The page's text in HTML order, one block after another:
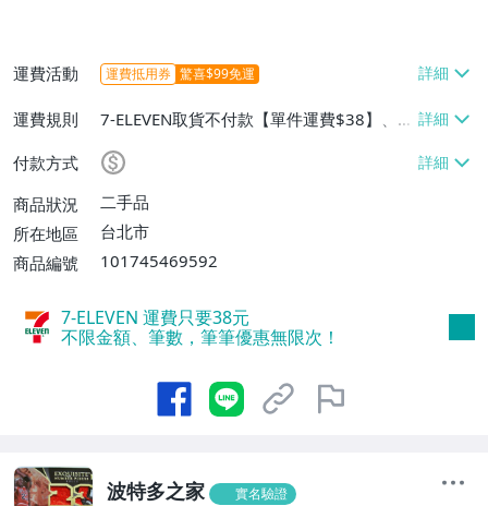
運費活動 運費抵用券 驚喜$99免運
運費規則
7-ELEVEN取貨不付款【單件運費$38】、郵
局掛號【單件運費$45】、面交/自取/不寄
送【免運費】
付款方式
商品狀況
二手品
所在地區
台北市
商品編號
101745469592
7-ELEVEN 運費只要38元
不限金額、筆數，筆筆優惠無限次！
波特多之家 實名驗證